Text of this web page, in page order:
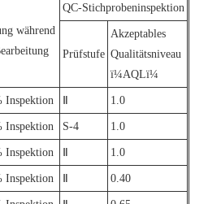
während
QC-Stichprobeninspektion
Prüfstufe
Akzeptables
Qualitätsniveau
ï¼AQLï¼
Inspektion 1.0
Inspektion S-4 1.0
Inspektion 1.0
Inspektion 0.40